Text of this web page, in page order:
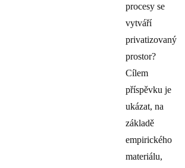
procesy se
vytváří
privatizovaný
prostor?
Cílem
příspěvku je
ukázat, na
základě
empirického
materiálu,